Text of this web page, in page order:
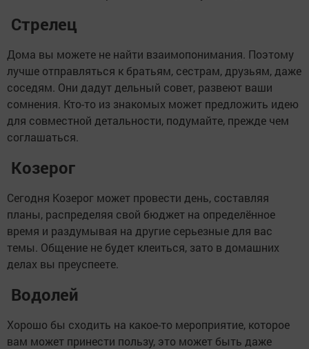
Стрелец
Дома вы можете не найти взаимопонимания. Поэтому
лучше отправляться к братьям, сестрам, друзьям, даже
соседям. Они дадут дельный совет, развеют ваши
сомнения. Кто-то из знакомых может предложить идею
для совместной детальности, подумайте, прежде чем
соглашаться.
Козерог
Сегодня Козерог может провести день, составляя
планы, распределяя свой бюджет на определённое
время и раздумывая на другие серьезные для вас
темы. Общение не будет клеиться, зато в домашних
делах вы преуспеете.
Водолей
Хорошо бы сходить на какое-то мероприятие, которое
вам может принести пользу, это может быть даже